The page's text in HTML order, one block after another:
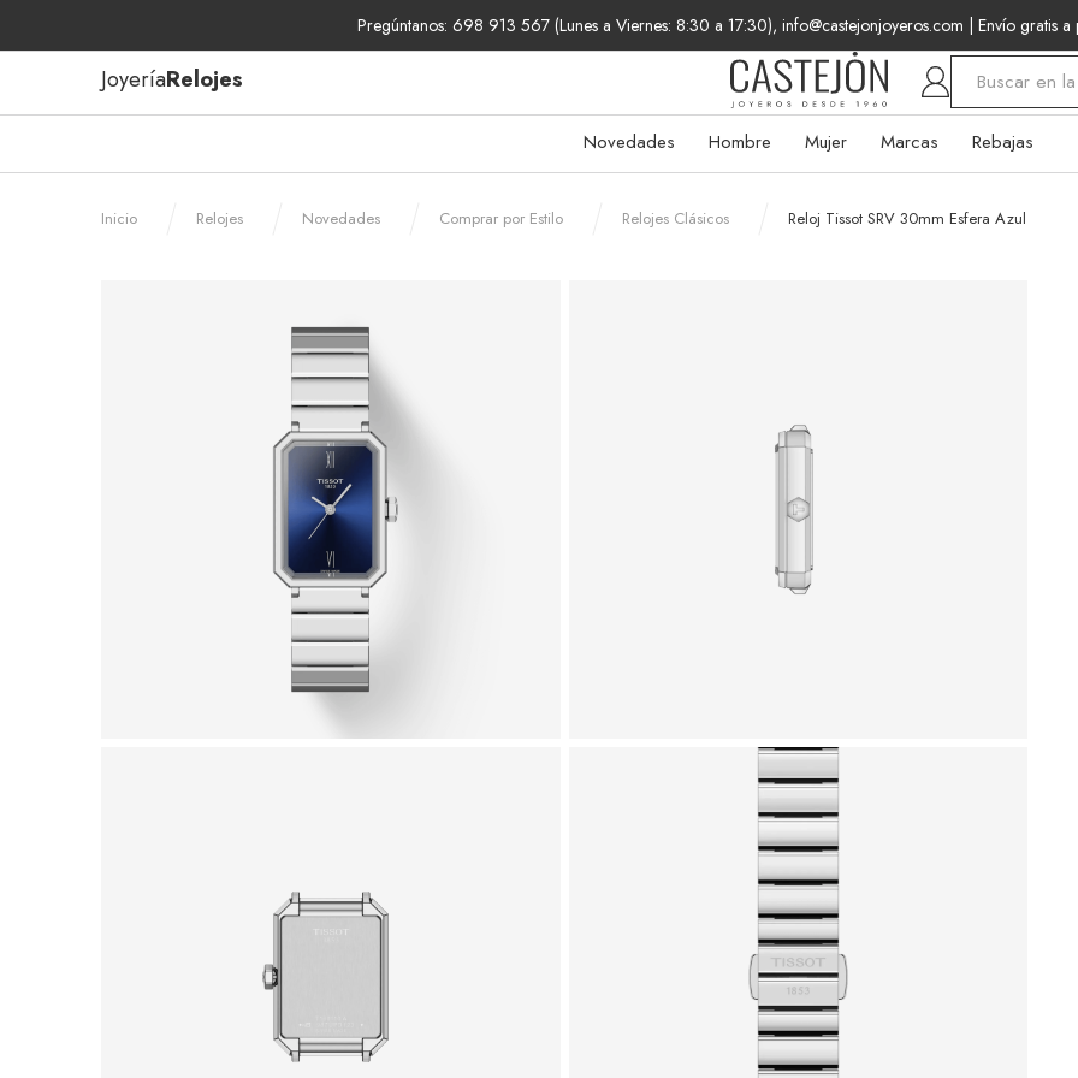
Pregúntanos: 698 913 567 (Lunes a Viernes: 8:30 a 17:30), info@castejonjoyeros.com | Envío gratis
JoyeríaRelojes
Novedades Hombre Mujer Marcas Rebajas
Inicio Relojes Novedades Comprar por Estilo Relojes Clásicos Reloj Tissot SRV 30mm Esfera Azul